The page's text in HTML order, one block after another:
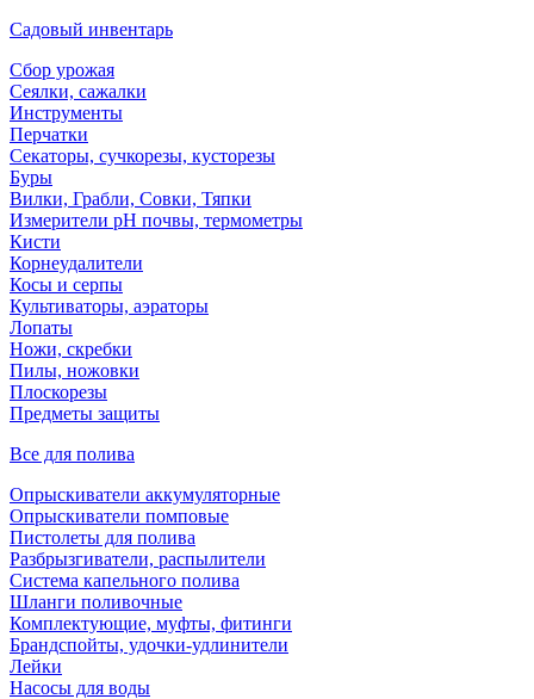
Садовый инвентарь
Сбор урожая
Сеялки, сажалки
Инструменты
Перчатки
Секаторы, сучкорезы, кусторезы
Буры
Вилки, Грабли, Совки, Тяпки
Измерители pH почвы, термометры
Кисти
Корнеудалители
Косы и серпы
Культиваторы, аэраторы
Лопаты
Ножи, скребки
Пилы, ножовки
Плоскорезы
Предметы защиты
Все для полива
Опрыскиватели аккумуляторные
Опрыскиватели помповые
Пистолеты для полива
Разбрызгиватели, распылители
Система капельного полива
Шланги поливочные
Комплектующие, муфты, фитинги
Брандспойты, удочки-удлинители
Лейки
Насосы для воды